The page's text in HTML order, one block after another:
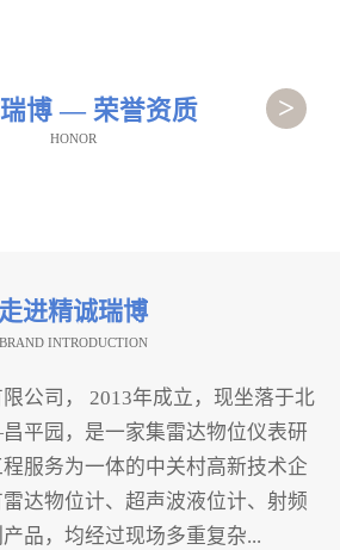
博 — 荣誉资质
HONOR
>
走进精诚瑞博
BRAND INTRODUCTION
公司， 2013年成立，现坐落于北
平园，是一家集雷达物位仪表研
服务为一体的中关村高新技术企
达物位计、超声波液位计、射频
品，均经过现场多重复杂...